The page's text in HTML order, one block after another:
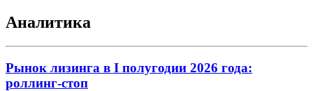
Аналитика
Рынок лизинга в I полугодии 2026 года:
роллинг-стоп